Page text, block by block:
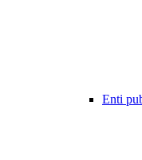
Enti